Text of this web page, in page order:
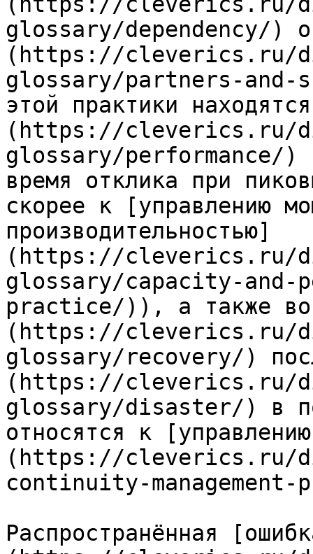
glossary/dependency/)
(https://cleverics.ru/
glossary/partners-and-
этой практики
(https://cleverics.ru/
glossary/performance/)
время отклика при
скорее к [управлению
производительностью]
(https://cleverics.ru/
glossary/capacity-and-
practice/)), а также
(https://cleverics.ru/
glossary/recovery/)
(https://cleverics.ru/
glossary/disaster/) в
относятся к
(https://cleverics.ru/
continuity-
Распространённая